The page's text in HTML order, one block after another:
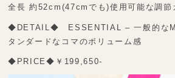
全長 約52cm(47cmでも)使用可能な調節
◆DETAIL◆ ESSENTIAL – 一般的なM
タンダードなコマのボリューム感
◆PRICE◆￥199,650-